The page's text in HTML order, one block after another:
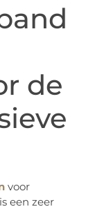
de
voor
een zeer